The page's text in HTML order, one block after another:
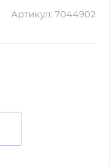
Артикул: 7044902